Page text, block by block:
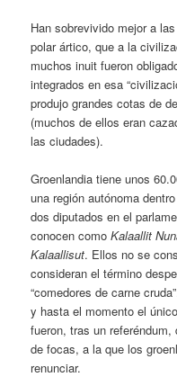
Han sobrevivido mejor a
polar ártico, que a la
muchos inuit fueron
integrados en esa
produjo grandes cotas de
(muchos de ellos eran
las ciudades).
Groenlandia tiene unos
una región autónoma
dos diputados en el
conocen comoKalaallit
Kalaallisut. Ellos no se
consideran el término
“comedores de carne
y hasta el momento el
fueron, tras un
de focas, a la que los
renunciar.